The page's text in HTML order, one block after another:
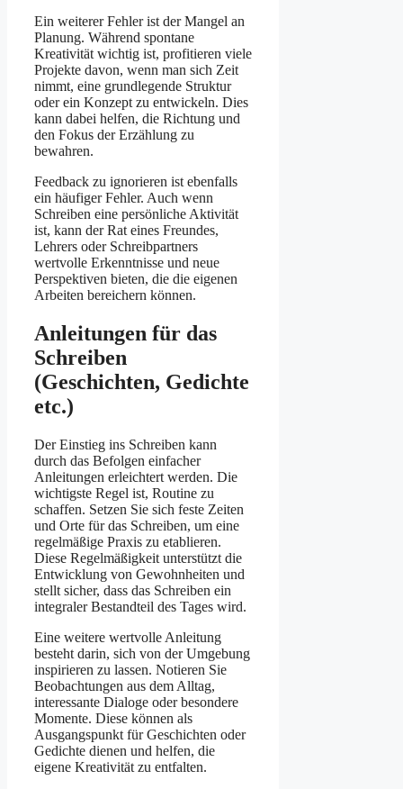
Ein weiterer Fehler ist der Mangel an
Planung. Während spontane
Kreativität wichtig ist, profitieren viele
Projekte davon, wenn man sich Zeit
nimmt, eine grundlegende Struktur
oder ein Konzept zu entwickeln. Dies
kann dabei helfen, die Richtung und
den Fokus der Erzählung zu
bewahren.
Feedback zu ignorieren ist ebenfalls
ein häufiger Fehler. Auch wenn
Schreiben eine persönliche Aktivität
ist, kann der Rat eines Freundes,
Lehrers oder Schreibpartners
wertvolle Erkenntnisse und neue
Perspektiven bieten, die die eigenen
Arbeiten bereichern können.
Anleitungen für das
Schreiben
(Geschichten, Gedichte
etc.)
Der Einstieg ins Schreiben kann
durch das Befolgen einfacher
Anleitungen erleichtert werden. Die
wichtigste Regel ist, Routine zu
schaffen. Setzen Sie sich feste Zeiten
und Orte für das Schreiben, um eine
regelmäßige Praxis zu etablieren.
Diese Regelmäßigkeit unterstützt die
Entwicklung von Gewohnheiten und
stellt sicher, dass das Schreiben ein
integraler Bestandteil des Tages wird.
Eine weitere wertvolle Anleitung
besteht darin, sich von der Umgebung
inspirieren zu lassen. Notieren Sie
Beobachtungen aus dem Alltag,
interessante Dialoge oder besondere
Momente. Diese können als
Ausgangspunkt für Geschichten oder
Gedichte dienen und helfen, die
eigene Kreativität zu entfalten.